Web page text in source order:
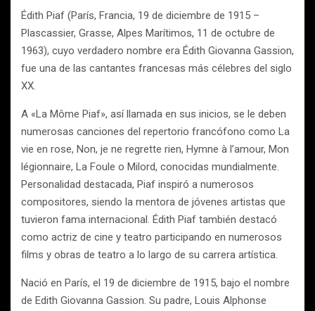
Édith Piaf (París, Francia, 19 de diciembre de 1915 –
Plascassier, Grasse, Alpes Marítimos, 11 de octubre de
1963), cuyo verdadero nombre era Édith Giovanna Gassion,
fue una de las cantantes francesas más célebres del siglo
XX.
A «La Môme Piaf», así llamada en sus inicios, se le deben
numerosas canciones del repertorio francófono como La
vie en rose, Non, je ne regrette rien, Hymne à l’amour, Mon
légionnaire, La Foule o Milord, conocidas mundialmente.
Personalidad destacada, Piaf inspiró a numerosos
compositores, siendo la mentora de jóvenes artistas que
tuvieron fama internacional. Édith Piaf también destacó
como actriz de cine y teatro participando en numerosos
films y obras de teatro a lo largo de su carrera artística.
Nació en París, el 19 de diciembre de 1915, bajo el nombre
de Edith Giovanna Gassion. Su padre, Louis Alphonse